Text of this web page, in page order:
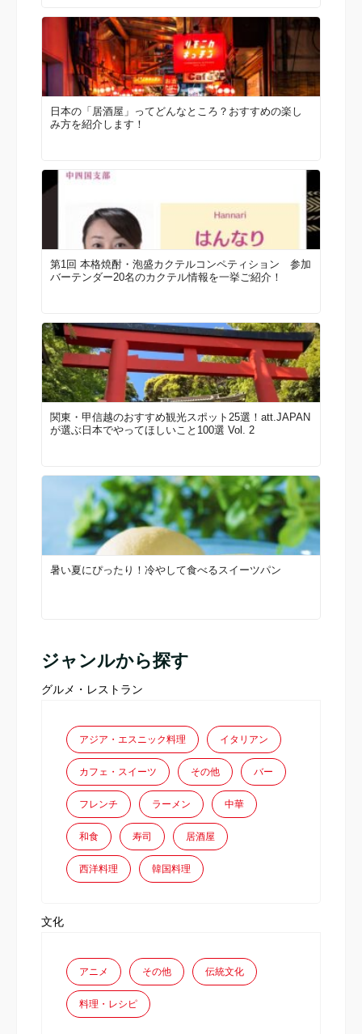
日本の「居酒屋」ってどんなところ？おすすめの楽し
み方を紹介します！
第1回 本格焼酎・泡盛カクテルコンペティション 参加
バーテンダー20名のカクテル情報を一挙ご紹介！
関東・甲信越のおすすめ観光スポット25選！att.JAPAN
が選ぶ日本でやってほしいこと100選 Vol. 2
暑い夏にぴったり！冷やして食べるスイーツパン
ジャンルから探す
グルメ・レストラン
アジア・エスニック料理 イタリアン
カフェ・スイーツ その他 バー
フレンチ ラーメン 中華
和食 寿司 居酒屋
西洋料理 韓国料理
文化
アニメ その他 伝統文化
料理・レシピ